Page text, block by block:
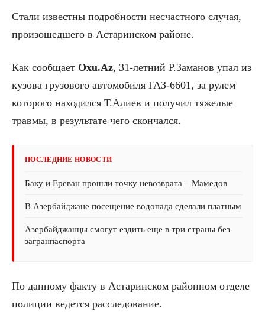
Стали известны подробности несчастного случая,
произошедшего в Астаринском районе.
Как сообщает Oxu.Az, 31-летний Р.Заманов упал из
кузова грузового автомобиля ГАЗ-6601, за рулем
которого находился Т.Алиев и получил тяжелые
травмы, в результате чего скончался.
ПОСЛЕДНИЕ НОВОСТИ
Баку и Ереван прошли точку невозврата – Мамедов
В Азербайджане посещение водопада сделали платным
Азербайджанцы смогут ездить еще в три страны без
загранпаспорта
По данному факту в Астаринском районном отделе
полиции ведется расследование.